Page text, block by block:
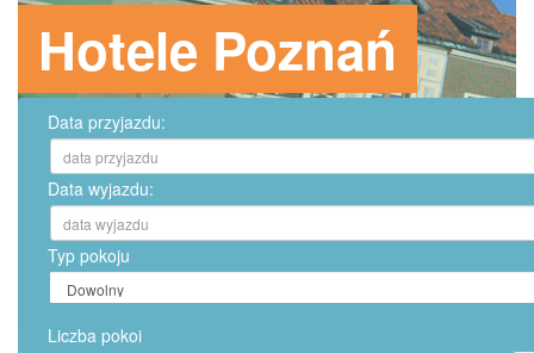
Hotele Poznań
Data przyjazdu:
Data wyjazdu:
Typ pokoju
Liczba pokoi